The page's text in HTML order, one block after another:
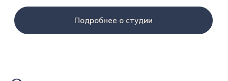
Подробнее о студии